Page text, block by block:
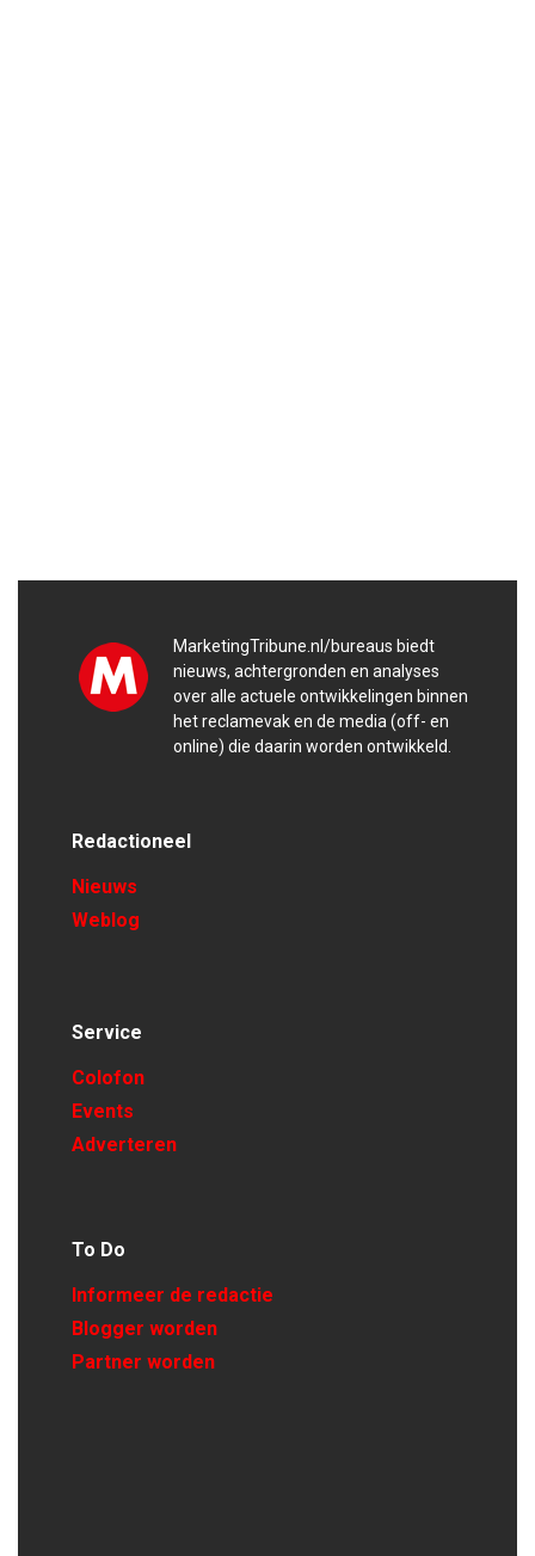
MarketingTribune.nl/bureaus biedt
nieuws, achtergronden en analyses
over alle actuele ontwikkelingen binnen
het reclamevak en de media (off- en
online) die daarin worden ontwikkeld.
Redactioneel
Nieuws
Weblog
Service
Colofon
Events
Adverteren
To Do
Informeer de redactie
Blogger worden
Partner worden